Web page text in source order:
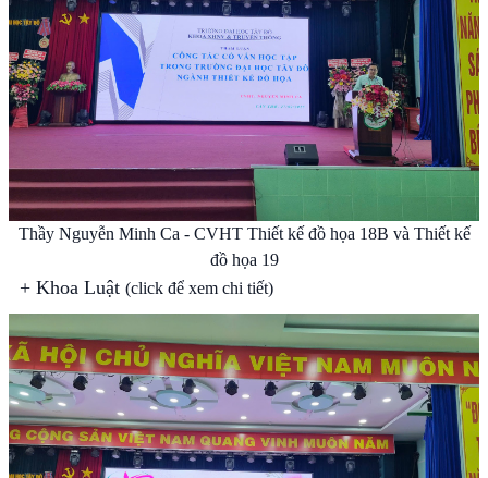
Thầy Nguyễn Minh Ca - CVHT Thiết kế đồ họa 18B và Thiết kế
đồ họa 19
+ Khoa Luật (click để xem chi tiết)